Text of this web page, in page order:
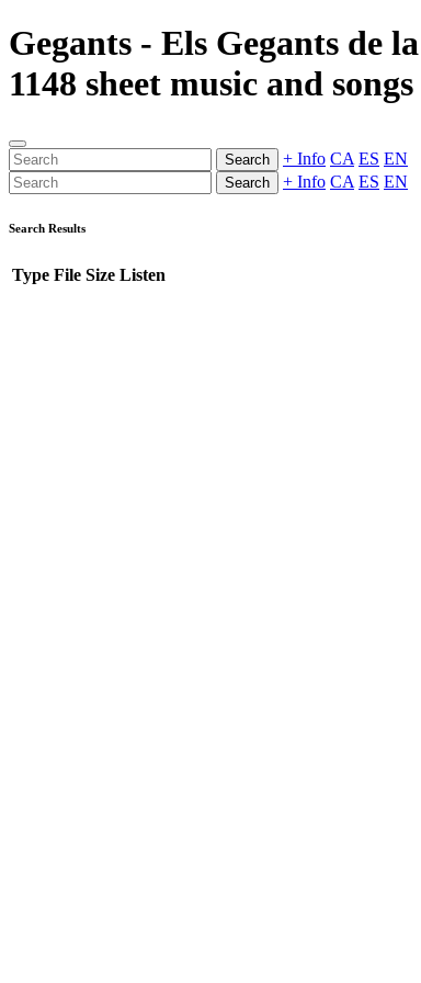
Gegants - Els Gegants de
1148 sheet music and
Search + Info CA ES EN
Search + Info CA ES EN
Search Results
Type File Size Listen